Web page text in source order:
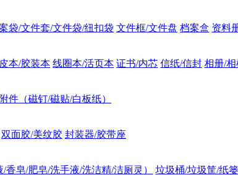
袋/文件套/文件袋/纽扣袋 文件框/文件盘 档案盒 资料
本/胶装本 线圈本/活页本 证书/内芯 信纸/信封 相册/相
件（磁钉/磁贴/白板纸）
双面胶/美纹胶 封装器/胶带座
皂/肥皂/洗手液/洗洁精/洁厕灵）
垃圾桶/垃圾筐/纸